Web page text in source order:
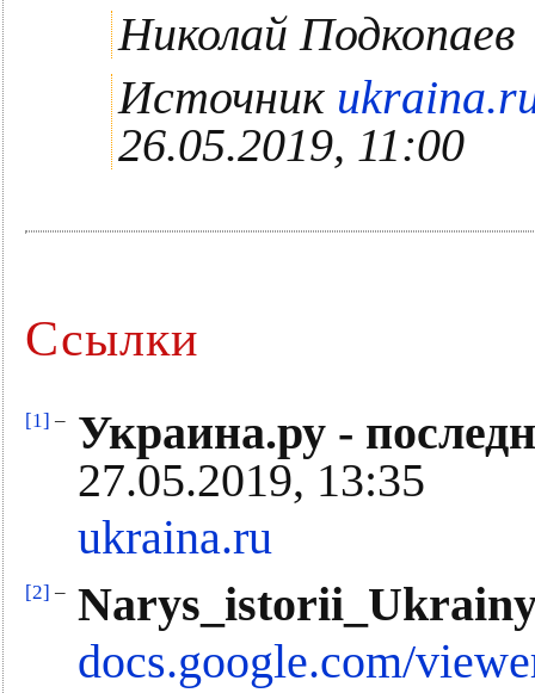
Николай Подкопаев
Источник
26.05.2019, 11:00
Ссылки
[1] – Украина.ру -
27.05.2019, 13:35
ukraina.ru
[2] –
docs.google.com/